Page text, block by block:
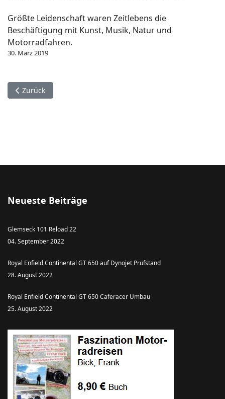
Größte Leidenschaft waren Zeitlebens die
Beschäftigung mit Kunst, Musik, Natur und
Motorradfahren.
30. März 2019
Vorheriger Beitrag: Faszination Motorradreisen
Zurück
Neueste Beiträge
Glemseck 101 Reload 22
04. September 2022
Royal Enfield Continental GT 650 auf Dynojet Prüfstand
28. August 2022
Royal Enfield Continental GT 650 Caferacer Umbau
25. August 2022